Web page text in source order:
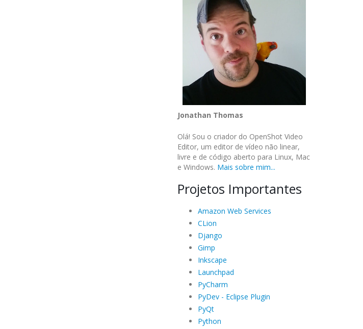
Jonathan Thomas
Olá! Sou o criador do OpenShot Video
Editor, um editor de vídeo não linear,
livre e de código aberto para Linux, Mac
e Windows. Mais sobre mim...
Projetos Importantes
Amazon Web Services
CLion
Django
Gimp
Inkscape
Launchpad
PyCharm
PyDev - Eclipse Plugin
PyQt
Python